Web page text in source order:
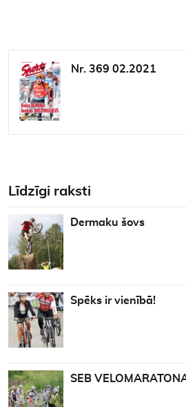
Nr. 369 02.2021
Līdzīgi raksti
Dermaku šovs
Spēks ir vienībā!
SEB